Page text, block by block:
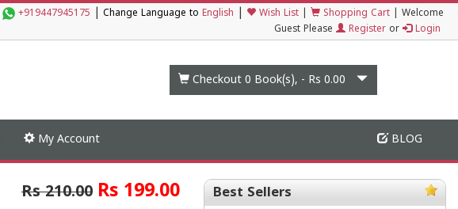
+919447945175 Change Language to English Wish List Shopping Cart
Welcome
Guest Please
Register or Login
Checkout 0 Book(s), - Rs 0.00
My Account BLOG
Rs 210.00 Rs 199.00 Best Sellers